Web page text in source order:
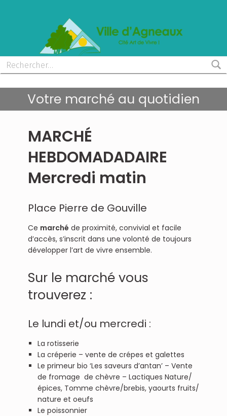
Votre marché au quotidien
MARCHÉ
HEBDOMADADAIRE
Mercredi matin
Place Pierre de Gouville
Ce marché de proximité, convivial et facile
d’accès, s’inscrit dans une volonté de toujours
développer l’art de vivre ensemble.
Sur le marché vous
trouverez :
Le lundi et/ou mercredi :
La rotisserie
La créperie – vente de crépes et galettes
Le primeur bio ‘Les saveurs d’antan’ – Vente
de fromage de chèvre – Lactiques Nature/
épices, Tomme chèvre/brebis, yaourts fruits/
nature et oeufs
Le poissonnier